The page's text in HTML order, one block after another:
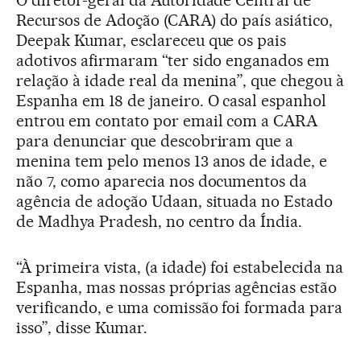
Recursos de Adoção (CARA) do país asiático,
Deepak Kumar, esclareceu que os pais
adotivos afirmaram “ter sido enganados em
relação à idade real da menina”, que chegou à
Espanha em 18 de janeiro. O casal espanhol
entrou em contato por email com a CARA
para denunciar que descobriram que a
menina tem pelo menos 13 anos de idade, e
não 7, como aparecia nos documentos da
agência de adoção Udaan, situada no Estado
de Madhya Pradesh, no centro da Índia.
“À primeira vista, (a idade) foi estabelecida na
Espanha, mas nossas próprias agências estão
verificando, e uma comissão foi formada para
isso”, disse Kumar.